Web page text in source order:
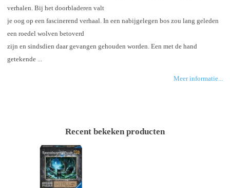
verhalen. Bij het doorbladeren valt
je oog op een fascinerend verhaal. In een nabijgelegen bos zou lang geleden
een roedel wolven betoverd
zijn en sindsdien daar gevangen gehouden worden. Een met de hand
getekende ...
Meer informatie...
Recent bekeken producten